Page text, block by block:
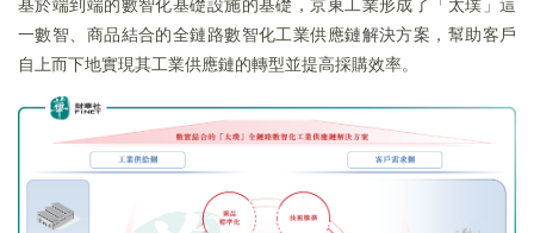
基於端到端的數智化基礎設施的基礎，京東工業形成了「太璞」這
一數智、商品結合的全鏈路數智化工業供應鏈解決方案，幫助客戶
自上而下地實現其工業供應鏈的轉型並提高採購效率。